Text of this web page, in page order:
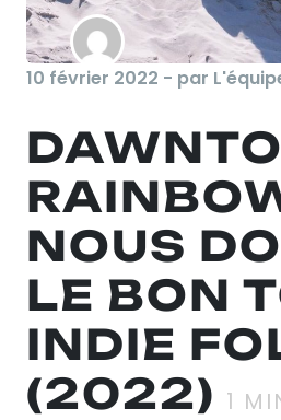
10 février 2022 - par
NOUS
LE BON
INDIE
(2022) 1